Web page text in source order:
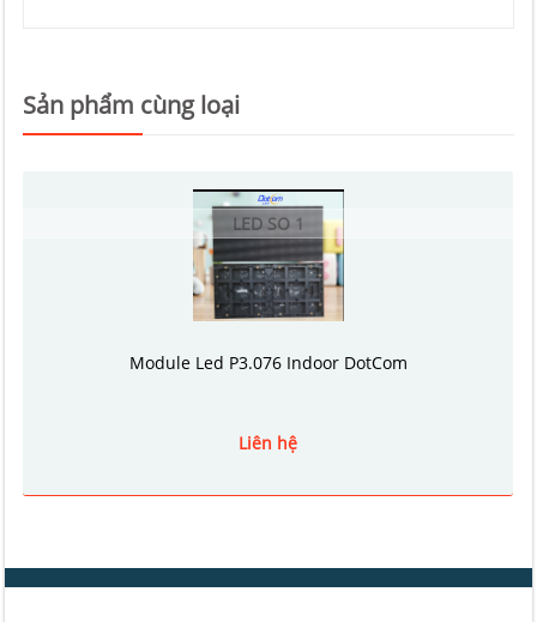
Sản phẩm cùng loại
LED SO 1
Module Led P3.076 Indoor DotCom
Liên hệ